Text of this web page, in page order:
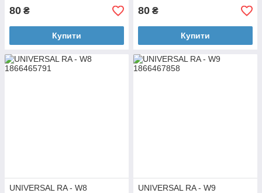
80 ₴
Купити
80 ₴
Купити
UNIVERSAL RA - W8
UNIVERSAL RA - W9